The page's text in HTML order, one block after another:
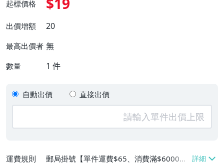
起標價格
出價增額 20
最高出價者 無
數量 1 件
自動出價 直接出價
運費規則
郵局掛號【單件運費$65、消費滿$6000免